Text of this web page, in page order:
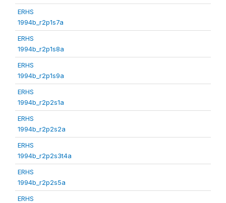
ERHS
1994b_r2p1s7a
ERHS
1994b_r2p1s8a
ERHS
1994b_r2p1s9a
ERHS
1994b_r2p2s1a
ERHS
1994b_r2p2s2a
ERHS
1994b_r2p2s3t4a
ERHS
1994b_r2p2s5a
ERHS